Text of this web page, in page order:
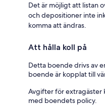
Det är möjligt att listan
och depositioner inte
komma att ändras.
Att hålla koll på
Detta boende drivs av
boende är kopplat till
Avgifter för extragäster
med boendets policy.